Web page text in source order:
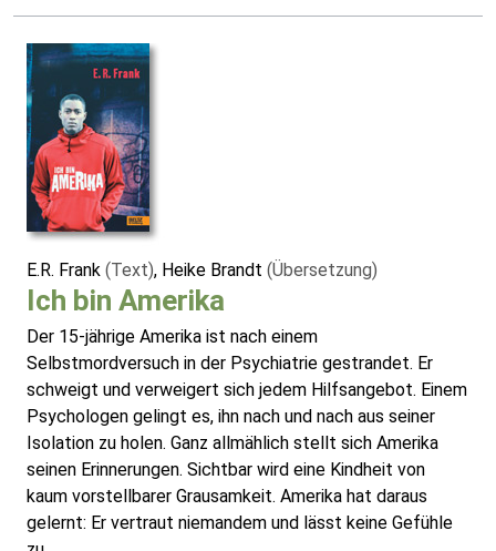
E.R. Frank (Text), Heike Brandt (Übersetzung)
Ich bin Amerika
Der 15-jährige Amerika ist nach einem
Selbstmordversuch in der Psychiatrie gestrandet. Er
schweigt und verweigert sich jedem Hilfsangebot. Einem
Psychologen gelingt es, ihn nach und nach aus seiner
Isolation zu holen. Ganz allmählich stellt sich Amerika
seinen Erinnerungen. Sichtbar wird eine Kindheit von
kaum vorstellbarer Grausamkeit. Amerika hat daraus
gelernt: Er vertraut niemandem und lässt keine Gefühle